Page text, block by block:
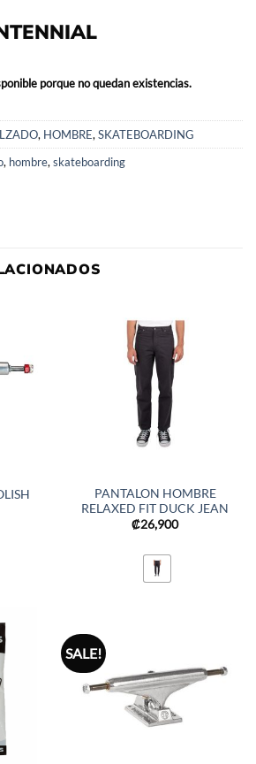
porque no quedan existencias.
, HOMBRE, SKATEBOARDING
, hombre, skateboarding
PANTALON HOMBRE
RELAXED FIT DUCK JEAN
₡26,900
SALE!